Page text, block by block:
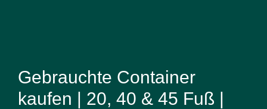
Gebrauchte Container
kaufen | 20, 40 & 45 Fuß |